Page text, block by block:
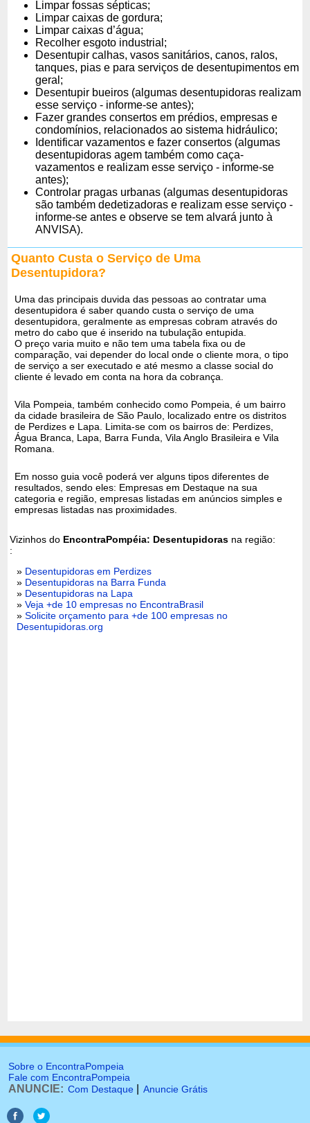
Limpar fossas sépticas;
Limpar caixas de gordura;
Limpar caixas d’água;
Recolher esgoto industrial;
Desentupir calhas, vasos sanitários, canos, ralos,
tanques, pias e para serviços de desentupimentos em
geral;
Desentupir bueiros (algumas desentupidoras realizam
esse serviço - informe-se antes);
Fazer grandes consertos em prédios, empresas e
condomínios, relacionados ao sistema hidráulico;
Identificar vazamentos e fazer consertos (algumas
desentupidoras agem também como caça-
vazamentos e realizam esse serviço - informe-se
antes);
Controlar pragas urbanas (algumas desentupidoras
são também dedetizadoras e realizam esse serviço -
informe-se antes e observe se tem alvará junto à
ANVISA).
Quanto Custa o Serviço de Uma
Desentupidora?
Uma das principais duvida das pessoas ao contratar uma
desentupidora é saber quando custa o serviço de uma
desentupidora, geralmente as empresas cobram através do
metro do cabo que é inserido na tubulação entupida.
O preço varia muito e não tem uma tabela fixa ou de
comparação, vai depender do local onde o cliente mora, o tipo
de serviço a ser executado e até mesmo a classe social do
cliente é levado em conta na hora da cobrança.
Vila Pompeia, também conhecido como Pompeia, é um bairro
da cidade brasileira de São Paulo, localizado entre os distritos
de Perdizes e Lapa. Limita-se com os bairros de: Perdizes,
Água Branca, Lapa, Barra Funda, Vila Anglo Brasileira e Vila
Romana.
Em nosso guia você poderá ver alguns tipos diferentes de
resultados, sendo eles: Empresas em Destaque na sua
categoria e região, empresas listadas em anúncios simples e
empresas listadas nas proximidades.
Vizinhos do EncontraPompéia: Desentupidoras na região:
:
» Desentupidoras em Perdizes
» Desentupidoras na Barra Funda
» Desentupidoras na Lapa
»Veja +de 10 empresas no EncontraBrasil
»Solicite orçamento para +de 100 empresas no
Desentupidoras.org
Sobre o EncontraPompeia
Fale com EncontraPompeia
ANUNCIE: Com Destaque Anuncie Grátis